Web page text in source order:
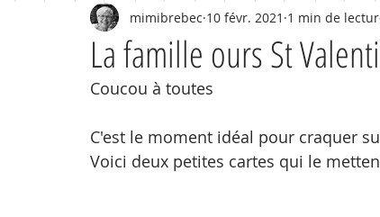
La famille ours St
mimibrebec 10 févr. 2021 1 min de
Coucou à toutes
C'est le moment idéal pour craquer
Voici deux petites cartes qui le